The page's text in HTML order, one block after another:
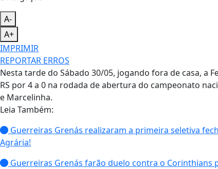
A-
A+
IMPRIMIR
REPORTAR ERROS
Nesta tarde do Sábado 30/05, jogando fora de casa, a
RS por 4 a 0 na rodada de abertura do campeonato
e Marcelinha.
Leia Também:
Guerreiras Grenás realizaram a primeira seletiva
Agrária!
Guerreiras Grenás farão duelo contra o Corinthians